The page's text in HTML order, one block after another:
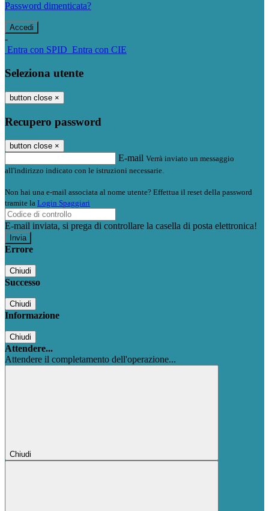
Password dimenticata?
-
Entra con SPID Entra con CIE
Seleziona utente
button close ×
Recupero password
button close ×
E-mail Verrà inviato un messaggio
all'indirizzo indicato con le istruzioni necessarie.
Non hai una e-mail associata al nome utente? Effettua il reset della password
tramite la Login Spaggiari
E-mail inviata, si prega di controllare la casella di posta elettronica!
Errore
Chiudi
Successo
Chiudi
Informazione
Chiudi
Attendere...
Attendere il completamento dell'operazione...
Chiudi